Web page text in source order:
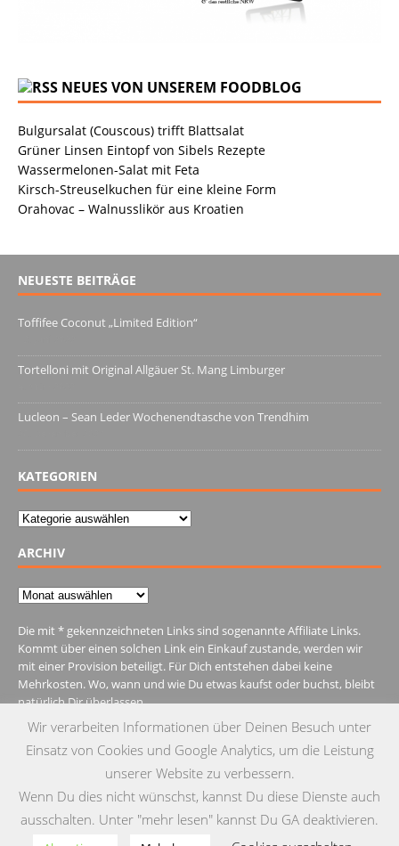
NEUES VON UNSEREM FOODBLOG
Bulgursalat (Couscous) trifft Blattsalat
Grüner Linsen Eintopf von Sibels Rezepte
Wassermelonen-Salat mit Feta
Kirsch-Streuselkuchen für eine kleine Form
Orahovac – Walnusslikör aus Kroatien
NEUESTE BEITRÄGE
Toffifee Coconut „Limited Edition“
Tortelloni mit Original Allgäuer St. Mang Limburger
Lucleon – Sean Leder Wochenendtasche von Trendhim
KATEGORIEN
Kategorien
ARCHIV
Archiv
Die mit * gekennzeichneten Links sind sogenannte Affiliate Links.
Kommt über einen solchen Link ein Einkauf zustande, werden wir
mit einer Provision beteiligt. Für Dich entstehen dabei keine
Mehrkosten. Wo, wann und wie Du etwas kaufst oder buchst, bleibt
natürlich Dir überlassen.
MENU
Wir verarbeiten Informationen über Deinen Besuch unter
Einsatz von Cookies und Google Analytics, um die Leistung
unserer Website zu verbessern.
Wenn Du dies nicht wünschst, kannst Du diese Dienste auch
ausschalten. Unter "mehr lesen" kannst Du GA deaktivieren.